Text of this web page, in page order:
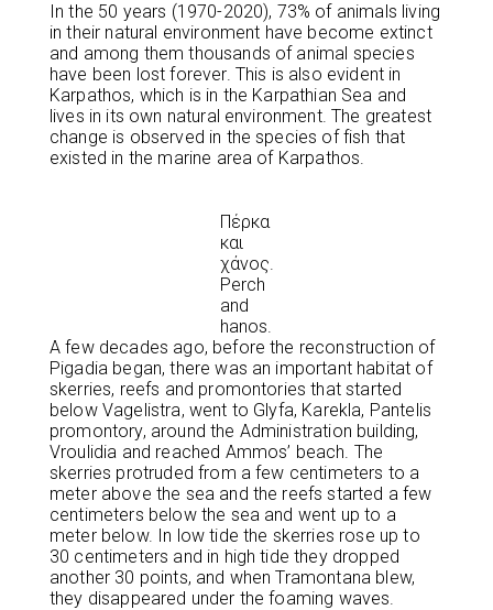
In the 50 years (1970-2020), 73% of animals living
in their natural environment have become extinct
and among them thousands of animal species
have been lost forever. This is also evident in
Karpathos, which is in the Karpathian Sea and
lives in its own natural environment. The greatest
change is observed in the species of fish that
existed in the marine area of ​​Karpathos.
Πέρκα
και
χάνος.
Perch
and
hanos.
A few decades ago, before the reconstruction of
Pigadia began, there was an important habitat of
skerries, reefs and promontories that started
below Vagelistra, went to Glyfa, Karekla, Pantelis
promontory, around the Administration building,
Vroulidia and reached Ammos’ beach. The
skerries protruded from a few centimeters to a
meter above the sea and the reefs started a few
centimeters below the sea and went up to a
meter below. In low tide the skerries rose up to
30 centimeters and in high tide they dropped
another 30 points, and when Tramontana blew,
they disappeared under the foaming waves.